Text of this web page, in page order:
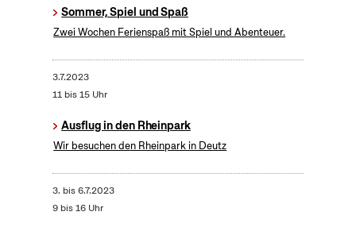
Sommer, Spiel und Spaß
Zwei Wochen Ferienspaß mit Spiel und Abenteuer.
3.7.2023
11 bis 15 Uhr
Ausflug in den Rheinpark
Wir besuchen den Rheinpark in Deutz
3. bis6.7.2023
9 bis 16 Uhr